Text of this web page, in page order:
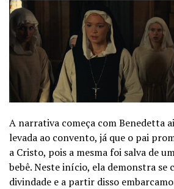
A narrativa começa com Benedetta
levada ao convento, já que o pai
a Cristo, pois a mesma foi salva de
bebê. Neste início, ela demonstra se
divindade e a partir disso